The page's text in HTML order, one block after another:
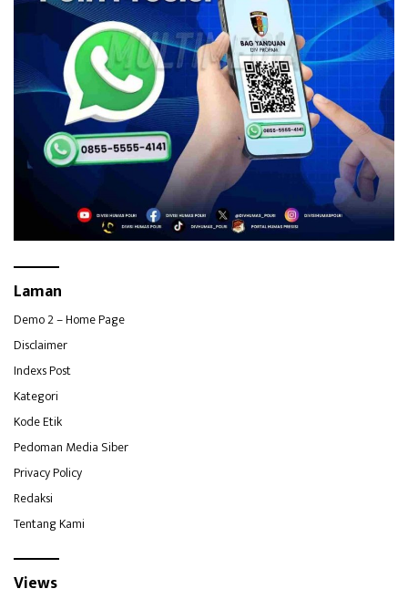
Laman
Demo 2 – Home Page
Disclaimer
Indexs Post
Kategori
Kode Etik
Pedoman Media Siber
Privacy Policy
Redaksi
Tentang Kami
Views